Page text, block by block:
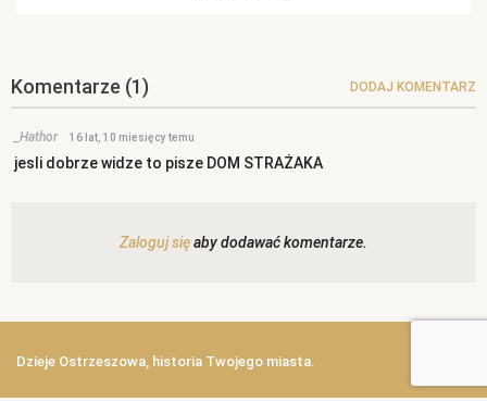
Komentarze (1) DODAJ KOMENTARZ
_Hathor 16 lat, 10 miesięcy temu
jesli dobrze widze to pisze DOM STRAŻAKA
Zaloguj sięaby dodawać komentarze.
Dzieje Ostrzeszowa, historia Twojego miasta.